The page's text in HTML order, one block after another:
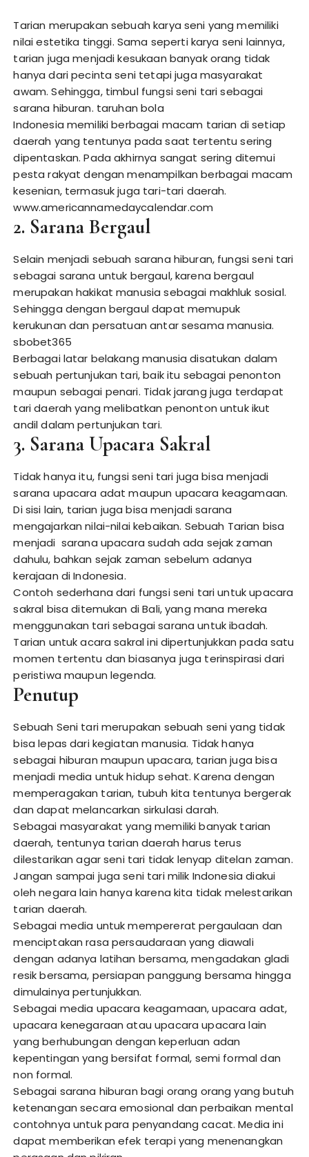
Tarian merupakan sebuah karya seni yang memiliki
nilai estetika tinggi. Sama seperti karya seni lainnya,
tarian juga menjadi kesukaan banyak orang tidak
hanya dari pecinta seni tetapi juga masyarakat
awam. Sehingga, timbul fungsi seni tari sebagai
sarana hiburan. taruhan bola
Indonesia memiliki berbagai macam tarian di setiap
daerah yang tentunya pada saat tertentu sering
dipentaskan. Pada akhirnya sangat sering ditemui
pesta rakyat dengan menampilkan berbagai macam
kesenian, termasuk juga tari-tari daerah.
www.americannamedaycalendar.com
2. Sarana Bergaul
Selain menjadi sebuah sarana hiburan, fungsi seni tari
sebagai sarana untuk bergaul, karena bergaul
merupakan hakikat manusia sebagai makhluk sosial.
Sehingga dengan bergaul dapat memupuk
kerukunan dan persatuan antar sesama manusia.
sbobet365
Berbagai latar belakang manusia disatukan dalam
sebuah pertunjukan tari, baik itu sebagai penonton
maupun sebagai penari. Tidak jarang juga terdapat
tari daerah yang melibatkan penonton untuk ikut
andil dalam pertunjukan tari.
3. Sarana Upacara Sakral
Tidak hanya itu, fungsi seni tari juga bisa menjadi
sarana upacara adat maupun upacara keagamaan.
Di sisi lain, tarian juga bisa menjadi sarana
mengajarkan nilai-nilai kebaikan. Sebuah Tarian bisa
menjadi sarana upacara sudah ada sejak zaman
dahulu, bahkan sejak zaman sebelum adanya
kerajaan di Indonesia.
Contoh sederhana dari fungsi seni tari untuk upacara
sakral bisa ditemukan di Bali, yang mana mereka
menggunakan tari sebagai sarana untuk ibadah.
Tarian untuk acara sakral ini dipertunjukkan pada satu
momen tertentu dan biasanya juga terinspirasi dari
peristiwa maupun legenda.
Penutup
Sebuah Seni tari merupakan sebuah seni yang tidak
bisa lepas dari kegiatan manusia. Tidak hanya
sebagai hiburan maupun upacara, tarian juga bisa
menjadi media untuk hidup sehat. Karena dengan
memperagakan tarian, tubuh kita tentunya bergerak
dan dapat melancarkan sirkulasi darah.
Sebagai masyarakat yang memiliki banyak tarian
daerah, tentunya tarian daerah harus terus
dilestarikan agar seni tari tidak lenyap ditelan zaman.
Jangan sampai juga seni tari milik Indonesia diakui
oleh negara lain hanya karena kita tidak melestarikan
tarian daerah.
Sebagai media untuk mempererat pergaulaan dan
menciptakan rasa persaudaraan yang diawali
dengan adanya latihan bersama, mengadakan gladi
resik bersama, persiapan panggung bersama hingga
dimulainya pertunjukkan.
Sebagai media upacara keagamaan, upacara adat,
upacara kenegaraan atau upacara upacara lain
yang berhubungan dengan keperluan adan
kepentingan yang bersifat formal, semi formal dan
non formal.
Sebagai sarana hiburan bagi orang orang yang butuh
ketenangan secara emosional dan perbaikan mental
contohnya untuk para penyandang cacat. Media ini
dapat memberikan efek terapi yang menenangkan